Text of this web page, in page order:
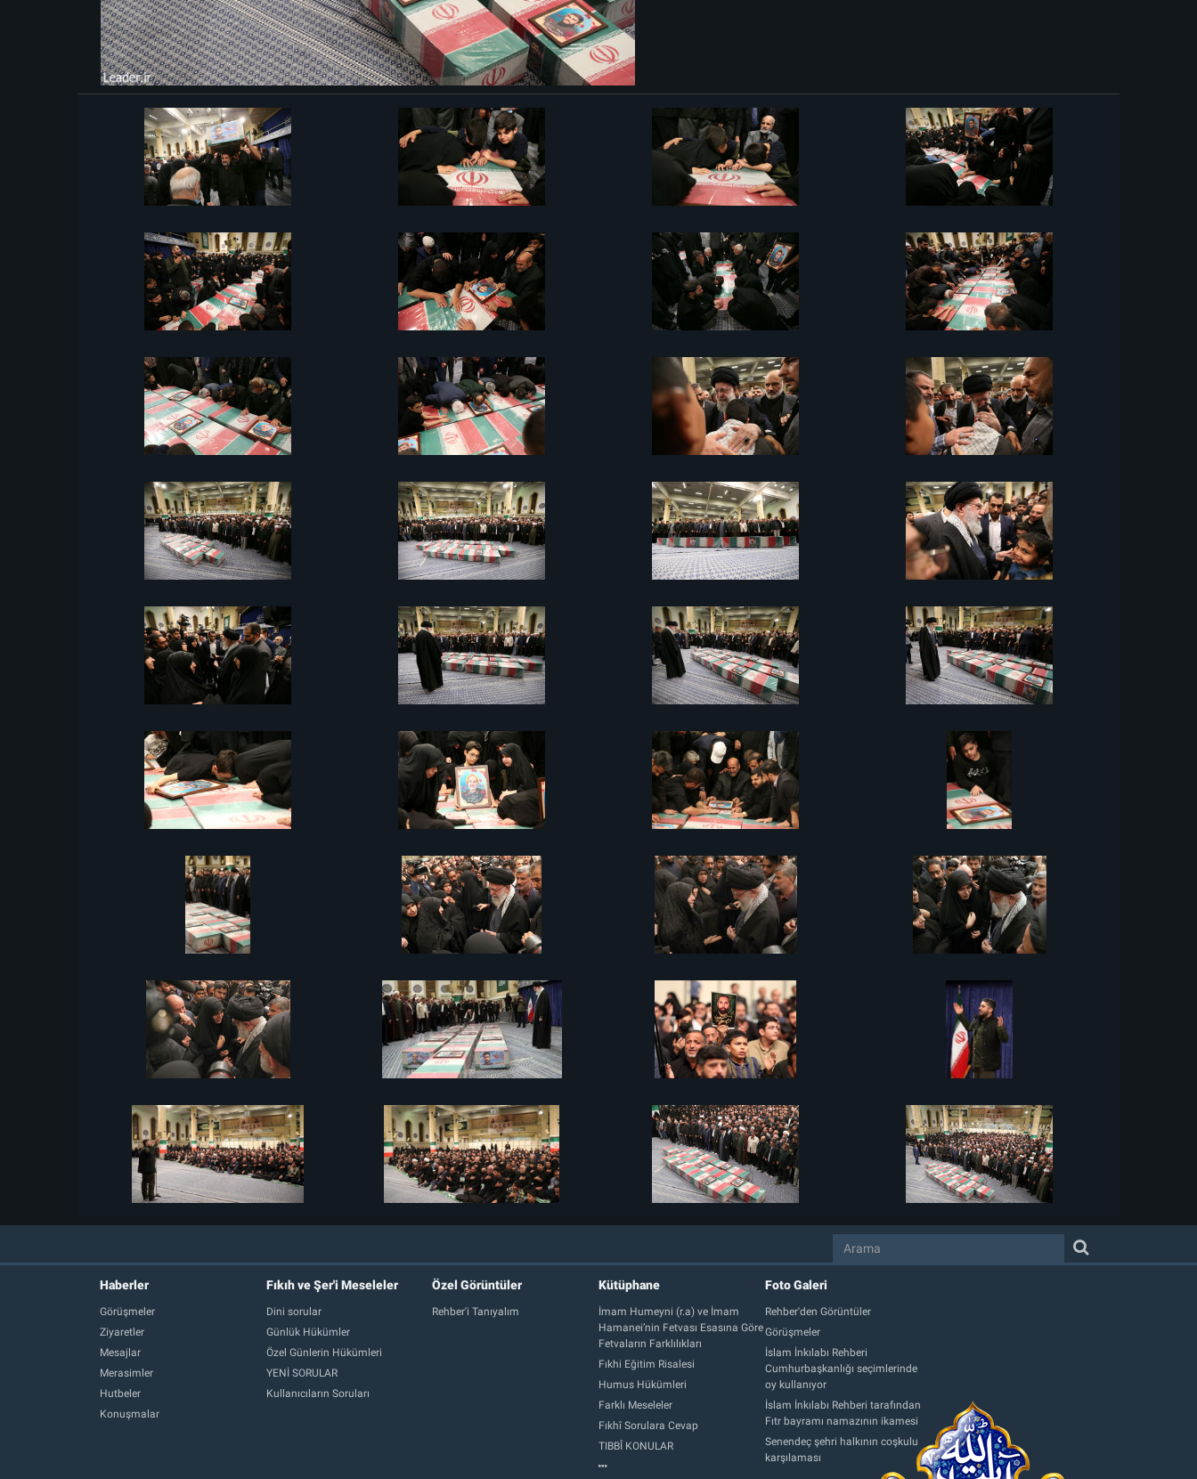
Haberler
Görüşmeler
Ziyaretler
Mesajlar
Merasimler
Hutbeler
Konuşmalar
Fıkıh ve Şer'i Meseleler
Dini sorular
Günlük Hükümler
Özel Günlerin Hükümleri
YENİ SORULAR
Kullanıcıların Soruları
Özel Görüntüler
Rehber'i Tanıyalım
Kütüphane
İmam Humeyni (r.a) ve İmam
Hamanei’nin Fetvası Esasına Göre
Fetvaların Farklılıkları
Fıkhi Eğitim Risalesi
Humus Hükümleri
Farklı Meseleler
Fıkhî Sorulara Cevap
TIBBÎ KONULAR
Foto Galeri
Rehber'den Görüntüler
Görüşmeler
İslam İnkılabı Rehberi
Cumhurbaşkanlığı seçimlerinde
oy kullanıyor
İslam İnkılabı Rehberi tarafından
Fıtr bayramı namazının ikamesi
Senendeç şehri halkının coşkulu
karşılaması